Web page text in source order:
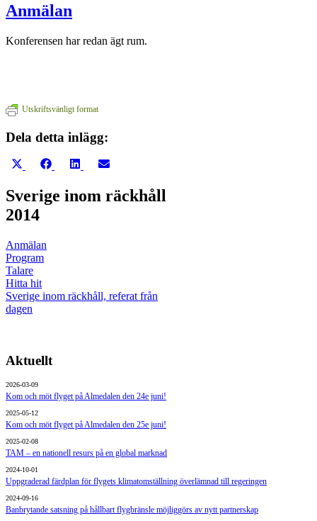
Anmälan
Konferensen har redan ägt rum.
Utskriftsvänligt format
Dela detta inlägg:
Dela
(Twitter)
Dela
Facebook
Dela
LinkedIn
Dela
E-
post
Sverige inom räckhåll
2014
Anmälan
Program
Talare
Hitta hit
Sverige inom räckhåll, referat från
dagen
Aktuellt
2026-03-09
Kom och möt flyget på Almedalen den 24e juni!
2025-05-12
Kom och möt flyget på Almedalen den 25e juni!
2025-02-08
TAM – en nationell resurs på en global marknad
2024-10-01
Uppgraderad färdplan för flygets klimatomställning överlämnad till regeringen
2024-09-16
Banbrytande satsning på hållbart flygbränsle möjliggörs av nytt partnerskap